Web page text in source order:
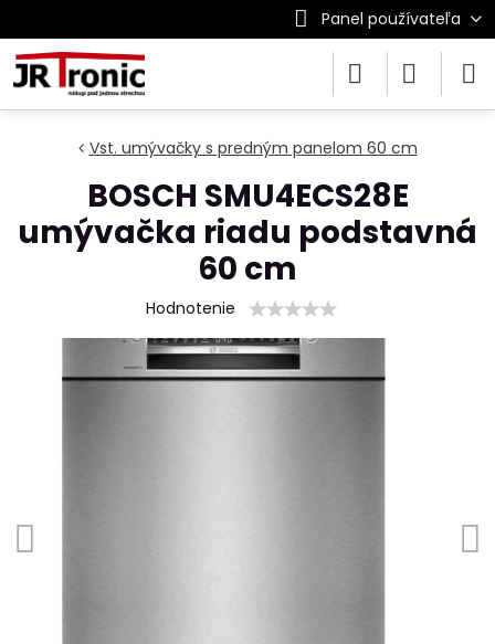
Panel používateľa
Vst. umývačky s predným panelom 60 cm
BOSCH SMU4ECS28E
umývačka riadu podstavná
60 cm
Hodnotenie